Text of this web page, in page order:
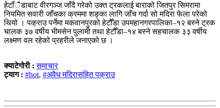
हेटाँैडाबाट वीरगञ्ज जाँदै गरेको उक्त ट्रकलाई बाराको जितपुर सिमरामा
नियमित सवारी जाँचका क्रममा शङ्का लागि जाँच गर्दा सो मदिरा फेला परेको
थियो । पक्राउ पर्नेमा मकवानपुरको हेटौँडा उपमहानगरपालिका–१२ बस्ने ट्रक
चालक ३७ वर्षीय भीमसेन पुलामी तथा हेटौँडा–१४ बस्ने सहचालक ३३ वर्षीय
लक्ष्मण वल रहेको प्रहरीले जनाएको छ ।
क्याटेगोरी :समाचार
ट्याग : #hot, #अवैध मदिरासहित पक्राउ